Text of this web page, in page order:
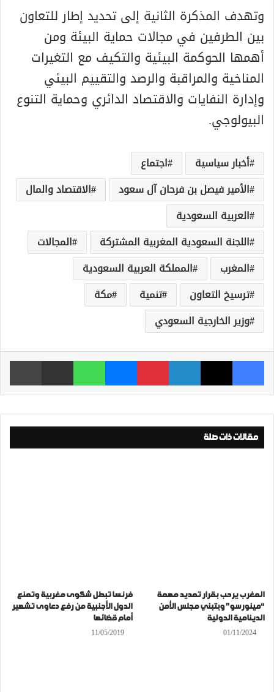
وتهدف المذكرة الثانية إلى تحديد إطار للتعاون
بين الطرفين في مجالات حماية البيئة ومن
أهمها الحوكمة البيئية والتكيف مع التغيرات
المناخية والمراقبة والرصد والتقييم البيئي
وإدارة النفايات والاقتصاد الدائري وحماية التنوع
البيولوجي.
أخبار سياسية
اجتماع
الأمير فيصل بن فرحان آل سعود
الاقتصاد والمال
العربية السعودية
اللجنة السعودية المغربية المشتركة
المجالات
المغرب
المملكة العربية السعودية
ترسيخ التعاون
تنمية
مكة
وزير الخارجية السعودي
فيسبوك ‫X لينكدإن بينتيريست ماسنجر واتساب مشاركة عبر البريد
مقالات ذات صلة
المغرب يرحب بقرار تمديد مهمة
“مينورسو” وبتبني مجلس الأمن
الدينامية الدولية
01/11/2024
فرنسا تبطل شكوى مغربية وتمنع
الدول الأجنبية من رفع دعاوى تشهير
أمام قضائها
11/05/2019